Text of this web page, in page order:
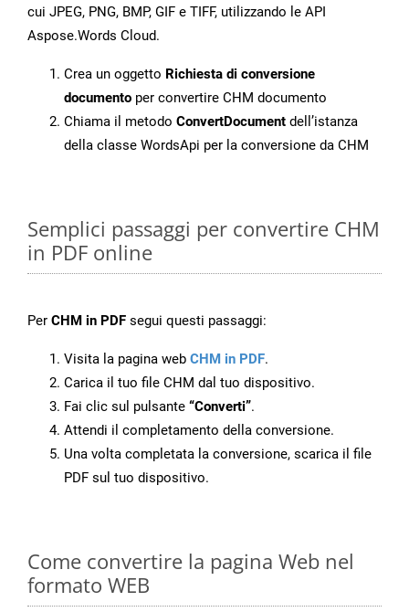
cui JPEG, PNG, BMP, GIF e TIFF, utilizzando le API
Aspose.Words Cloud.
Crea un oggetto Richiesta di conversione
documento per convertire CHM documento
Chiama il metodo ConvertDocument dell’istanza
della classe WordsApi per la conversione da CHM
Semplici passaggi per convertire CHM
in PDF online
Per CHM in PDF segui questi passaggi:
Visita la pagina web CHM in PDF.
Carica il tuo file CHM dal tuo dispositivo.
Fai clic sul pulsante “Converti”.
Attendi il completamento della conversione.
Una volta completata la conversione, scarica il file
PDF sul tuo dispositivo.
Come convertire la pagina Web nel
formato WEB